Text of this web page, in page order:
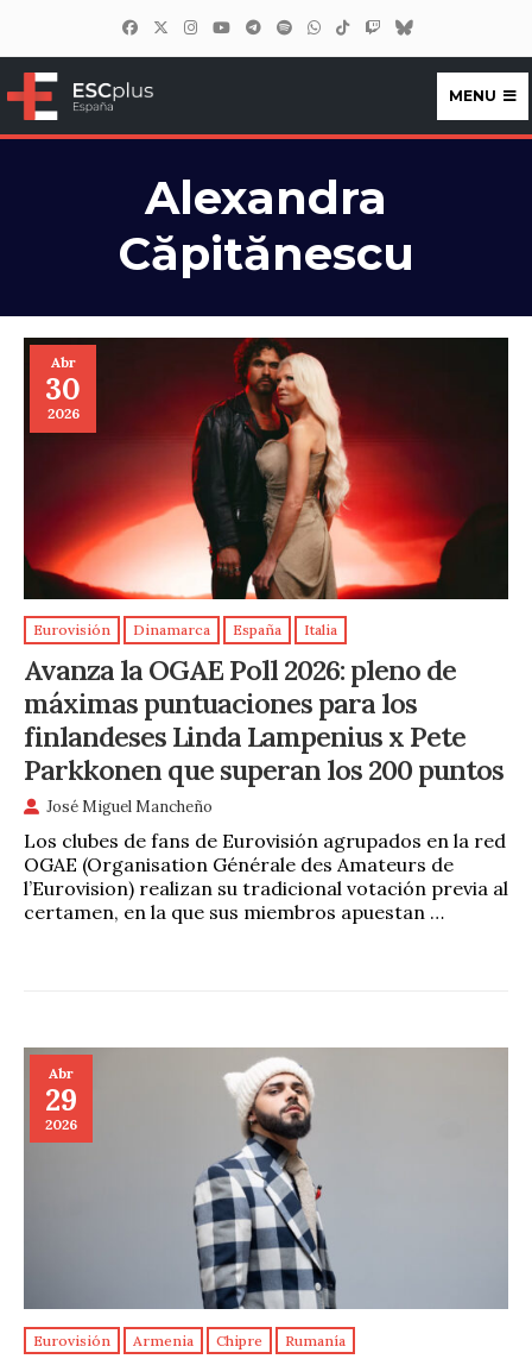
ESCplus España
MENU
Alexandra
Căpitănescu
Abr
30
2026
Eurovisión Dinamarca España Italia
Avanza la OGAE Poll 2026: pleno de
máximas puntuaciones para los
finlandeses Linda Lampenius x Pete
Parkkonen que superan los 200 puntos
José Miguel Mancheño
Los clubes de fans de Eurovisión agrupados en la red
OGAE (Organisation Générale des Amateurs de
l’Eurovision) realizan su tradicional votación previa al
certamen, en la que sus miembros apuestan …
Abr
29
2026
Eurovisión Armenia Chipre Rumanía